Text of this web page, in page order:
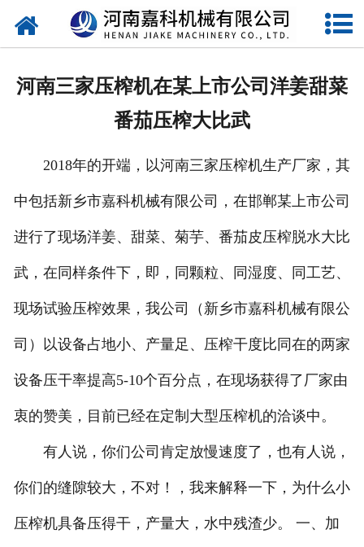
网站首页
视频中心
压榨机导购图
公司业绩
联系我们
河南三家压榨机在某上市公司洋姜甜菜
番茄压榨大比武
2018年的开端，以河南三家压榨机生产厂家，其
中包括新乡市嘉科机械有限公司，在邯郸某上市公司
进行了现场洋姜、甜菜、菊芋、番茄皮压榨脱水大比
武，在同样条件下，即，同颗粒、同湿度、同工艺、
现场试验压榨效果，我公司（新乡市嘉科机械有限公
司）以设备占地小、产量足、压榨干度比同在的两家
设备压干率提高5-10个百分点，在现场获得了厂家由
衷的赞美，目前已经在定制大型压榨机的洽谈中。
有人说，你们公司肯定放慢速度了，也有人说，
你们的缝隙较大，不对！，我来解释一下，为什么小
压榨机具备压得干，产量大，水中残渣少。 一、加